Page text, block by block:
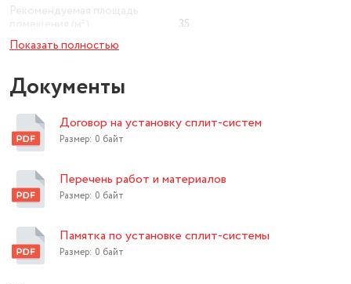
Рекомендуемая площадь
35
Минимальный уровень шума
Класс энергопотребления
Потребляемая мощность при
охлаждении
Потребляемая мощность при
обогреве
986 Вт
Тип кондиционера
Мощность в режиме
охлаждения
Показать полностью
Документы
Договор на установку сплит-систем
Размер: 0 байт
Перечень работ и материалов
Размер: 0 байт
Памятка по установке сплит-системы
Размер: 0 байт